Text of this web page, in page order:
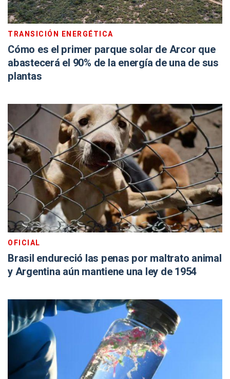
TRANSICIÓN ENERGÉTICA
Cómo es el primer parque solar de Arcor que
abastecerá el 90% de la energía de una de sus
plantas
OFICIAL
Brasil endureció las penas por maltrato animal
y Argentina aún mantiene una ley de 1954